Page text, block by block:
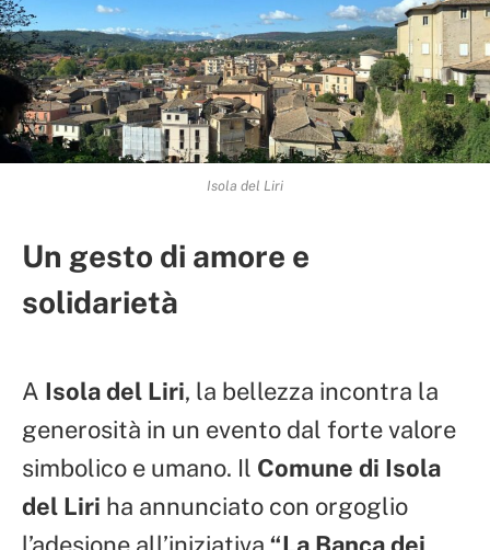
Isola del Liri
Un gesto di amore e
solidarietà
A Isola del Liri, la bellezza incontra la
generosità in un evento dal forte valore
simbolico e umano. Il Comune di Isola
del Liri ha annunciato con orgoglio
l’adesione all’iniziativa “La Banca dei